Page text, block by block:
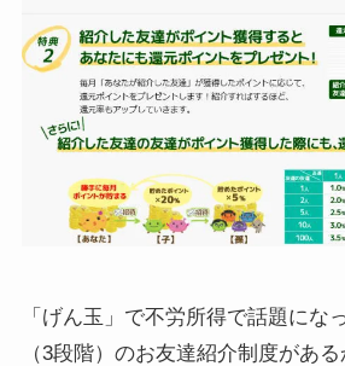
「げん玉」で不労所得で話題にな
（3段階）のお友達紹介制度がある